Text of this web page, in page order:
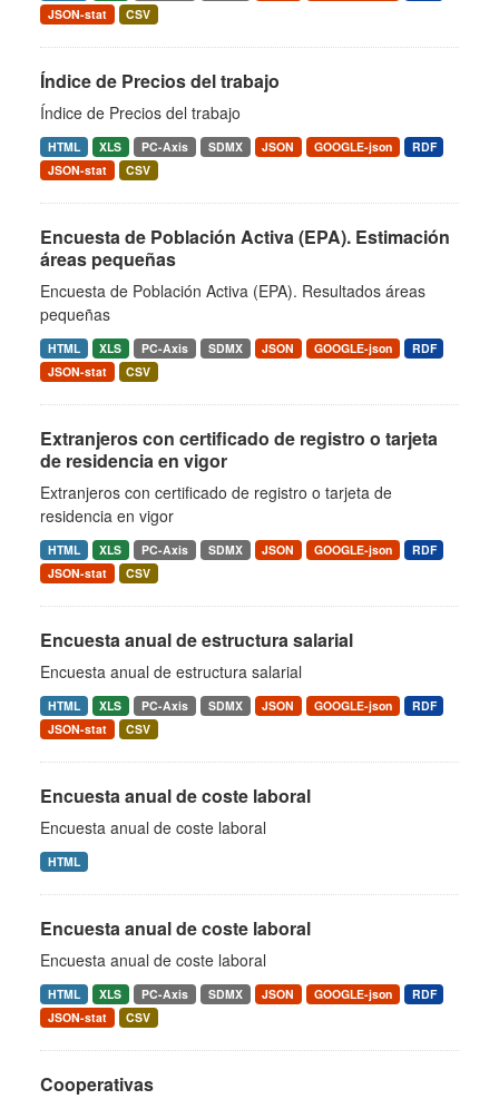
JSON-stat
CSV
Índice de Precios del trabajo
Índice de Precios del trabajo
HTML XLS PC-Axis SDMX JSON GOOGLE-json
RDF
JSON-stat
CSV
Encuesta de Población Activa (EPA). Estimación
áreas pequeñas
Encuesta de Población Activa (EPA). Resultados áreas
pequeñas
HTML XLS PC-Axis SDMX JSON GOOGLE-json
RDF
JSON-stat
CSV
Extranjeros con certificado de registro o tarjeta
de residencia en vigor
Extranjeros con certificado de registro o tarjeta de
residencia en vigor
HTML XLS PC-Axis SDMX JSON GOOGLE-json
RDF
JSON-stat
CSV
Encuesta anual de estructura salarial
Encuesta anual de estructura salarial
HTML XLS PC-Axis SDMX JSON GOOGLE-json
RDF
JSON-stat
CSV
Encuesta anual de coste laboral
Encuesta anual de coste laboral
HTML
Encuesta anual de coste laboral
Encuesta anual de coste laboral
HTML XLS PC-Axis SDMX JSON GOOGLE-json
RDF
JSON-stat
CSV
Cooperativas